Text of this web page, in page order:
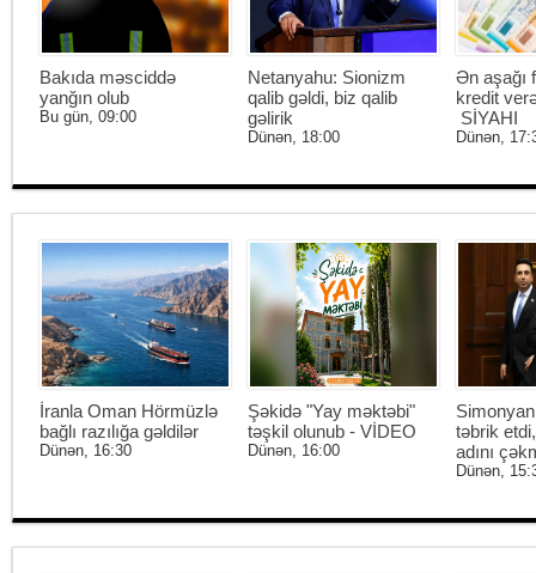
Bakıda məsciddə
yanğın olub
Bu gün, 09:00
Netanyahu: Sionizm
qalib gəldi, biz qalib
gəlirik
Dünən, 18:00
Ən aşağı
kredit
SİYAHI
Dünən,
İranla Oman Hörmüzlə
bağlı razılığa gəldilər
Dünən, 16:30
Şəkidə "Yay məktəbi"
təşkil olunub - VİDEO
Dünən, 16:00
təbrik
adını
Dünən,